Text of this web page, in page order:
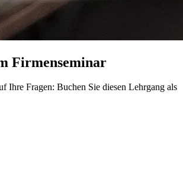
Firmenseminar
Ihre Fragen: Buchen Sie diesen Lehrgang als